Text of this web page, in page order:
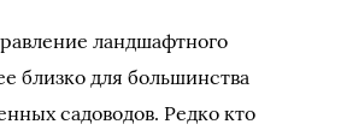
ландшафтного
близко для большинства
садоводов. Редко кто